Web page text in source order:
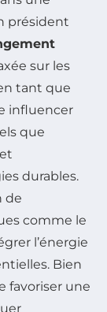
président
sur les
tant que
influencer
que
durables.
de
comme le
l’énergie
Bien
favoriser une